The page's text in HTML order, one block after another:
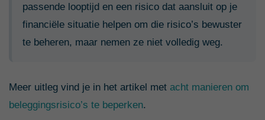
passende looptijd en een risico dat aansluit op je
financiële situatie helpen om die risico’s bewuster
te beheren, maar nemen ze niet volledig weg.
Meer uitleg vind je in het artikel met acht manieren om
beleggingsrisico’s te beperken.